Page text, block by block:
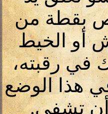
بقطة من
أو الخيط
في رقبته،
هذا الوضع
تشفى.